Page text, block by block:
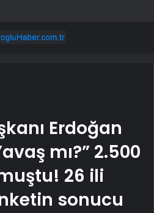
Erdoğan
mı?” 2.500
26 ili
sonucu